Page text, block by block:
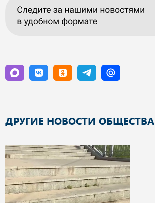
ДРУГИЕ НОВОСТИ ОБЩЕСТВА